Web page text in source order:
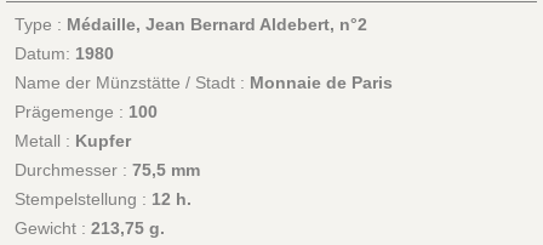
Type : Médaille, Jean Bernard Aldebert, n°2
Datum: 1980
Name der Münzstätte / Stadt : Monnaie de Paris
Prägemenge : 100
Metall : Kupfer
Durchmesser : 75,5 mm
Stempelstellung : 12 h.
Gewicht : 213,75 g.